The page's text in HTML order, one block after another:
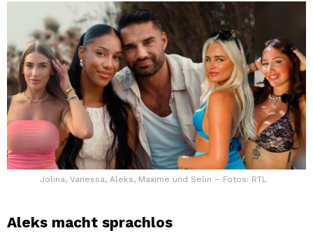
Jolina, Vanessa, Aleks, Maxime und Selin – Fotos: RTL
Aleks macht sprachlos